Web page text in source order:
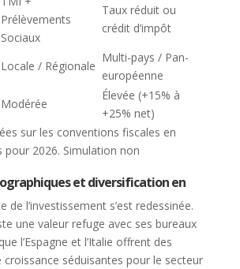
Prélèvements
Sociaux
Taux réduit ou
crédit d’impôt
Locale / Régionale
Multi-pays / Pan-
européenne
Modérée
Élevée (+15% à
+25% net)
sur les conventions fiscales en
pour 2026. Simulation non
et diversification en
de l’investissement s’est redessinée.
une valeur refuge avec ses bureaux
l’Espagne et l’Italie offrent des
croissance séduisantes pour le secteur